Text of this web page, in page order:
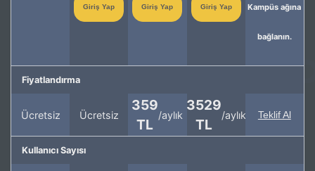
Giriş Yap Giriş Yap Giriş Yap Kampüs ağına
bağlanın.
Fiyatlandırma
Ücretsiz Ücretsiz
359
TL
/aylık
3529
TL
/aylık Teklif Al
Kullanıcı Sayısı